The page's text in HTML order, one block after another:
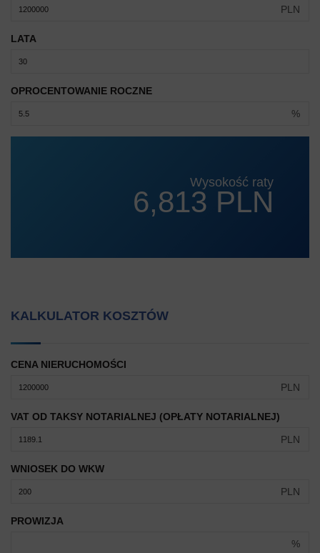
PLN
LATA
OPROCENTOWANIE ROCZNE
%
Wysokość raty
6,813 PLN
KALKULATOR KOSZTÓW
CENA NIERUCHOMOŚCI
PLN
VAT OD TAKSY NOTARIALNEJ (OPŁATY NOTARIALNEJ)
PLN
WNIOSEK DO WKW
PLN
PROWIZJA
%